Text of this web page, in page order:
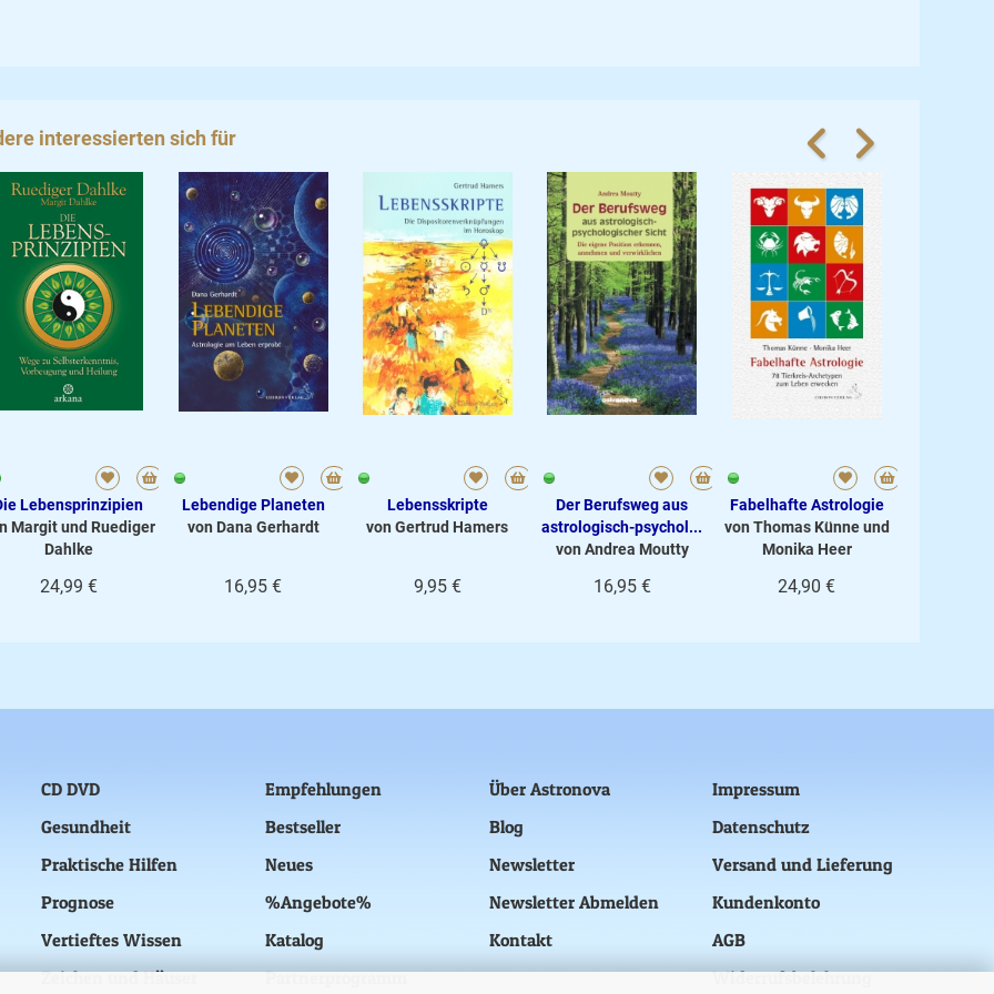
interessierten sich für
Lebensprinzipien
Margit und Ruediger
Dahlke
24,99 €
Lebendige Planeten
von Dana Gerhardt
16,95 €
Lebensskripte
von Gertrud Hamers
9,95 €
Der Berufsweg aus
astrologisch-psychol...
von Andrea Moutty
16,95 €
Fabelhafte Astrologie
von Thomas Künne und
Monika Heer
24,90 €
CD DVD
Gesundheit
Praktische Hilfen
Prognose
Vertieftes Wissen
Zeichen und Häuser
Empfehlungen
Bestseller
Neues
%Angebote%
Katalog
Partnerprogramm
Über Astronova
Blog
Newsletter
Newsletter Abmelden
Kontakt
Impressum
Datenschutz
Versand und Lieferung
Kundenkonto
AGB
Widerrufsbelehrung